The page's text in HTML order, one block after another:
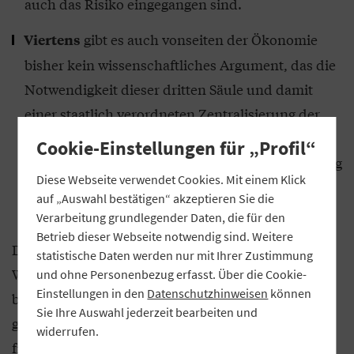
Viertens gibt es auch vonseiten der Ökonomie
bisher kein wissenschaftliches Argument, das die
Notwendigkeit dieser dritten Säule und damit
einer staatlich verordneten Zentralisierung der
gewachsenen Sicherungssysteme nachweist.
Warum sollte man sich für eine Weiterentwicklung
einsetzen, die ökonomisch keinen Mehrwert
bringt?
Daher möchte ich einen Gegenvorschlag anbieten:
Wäre es aus ordnungspolitischer Perspektive nicht
besser, wenn wir bestehende Hindernisse
gegenüber der Bildung grenzüberschreitender
freiwilliger Risikoverbünde abbauen? So könnten
Cookie-Einstellungen für „Profil“
Diese Webseite verwendet Cookies. Mit einem Klick
auf „Auswahl bestätigen“ akzeptieren Sie die
Verarbeitung grundlegender Daten, die für den
Betrieb dieser Webseite notwendig sind. Weitere
statistische Daten werden nur mit Ihrer Zustimmung
und ohne Personenbezug erfasst. Über die Cookie-
Einstellungen in den Datenschutzhinweisen können
Sie Ihre Auswahl jederzeit bearbeiten und
widerrufen.